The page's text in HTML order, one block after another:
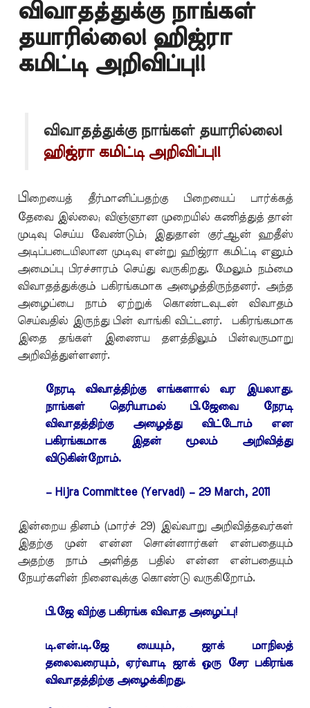
விவாதத்துக்கு நாங்கள்
தயாரில்லை! ஹிஜ்ரா
கமிட்டி அறிவிப்பு!!
விவாதத்துக்கு நாங்கள் தயாரில்லை!
ஹிஜ்ரா கமிட்டி அறிவிப்பு!!
பி றையைத் தீர்மானிப்பதற்கு பிறையைப் பார்க்கத்
தேவை இல்லை; விஞ்ஞான முறையில் கணித்துத் தான்
முடிவு செய்ய வேண்டும்; இதுதான் குர்ஆன் ஹதீஸ்
அடிப்படையிலான முடிவு என்று ஹிஜ்ரா கமிட்டி எனும்
அமைப்பு பிரச்சாரம் செய்து வருகிறது. மேலும் நம்மை
விவாதத்துக்கும் பகிரங்கமாக அழைத்திருந்தனர். அந்த
அழைப்பை நாம் ஏற்றுக் கொண்டவுடன் விவாதம்
செய்வதில் இருந்து பின் வாங்கி விட்டனர். பகிரங்கமாக
இதை தங்கள் இணைய தளத்திலும் பின்வருமாறு
அறிவித்துள்ளனர்.
நேரடி விவாத்திற்கு எங்களால் வர இயலாது.
நாங்கள் தெரியாமல் பி.ஜேவை நேரடி
விவாதத்திற்கு அழைத்து விட்டோம் என
பகிரங்கமாக இதன் மூலம் அறிவித்து
விடுகின்றோம்.
– Hijra Committee (Yervadi) – 29 March, 2011
இன்றைய தினம் (மார்ச் 29) இவ்வாறு அறிவித்தவர்கள்
இதற்கு முன் என்ன சொன்னார்கள் என்பதையும்
அதற்கு நாம் அளித்த பதில் என்ன என்பதையும்
நேயர்களின் நினைவுக்கு கொண்டு வருகிறோம்.
பி.ஜே விற்கு பகிரங்க விவாத அழைப்பு!
டி.என்.டி.ஜே யையும், ஜாக் மாநிலத்
தலைவரையும், ஏர்வாடி ஜாக் ஒரு சேர பகிரங்க
விவாதத்திற்கு அழைக்கிறது.